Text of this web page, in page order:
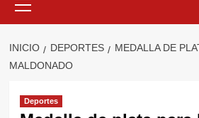
primario
INICIO DEPORTES
MEDALLA DE
MALDONADO
Deportes